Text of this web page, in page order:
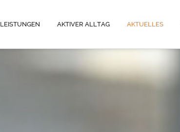
LEISTUNGEN AKTIVER ALLTAG AKTUELLES